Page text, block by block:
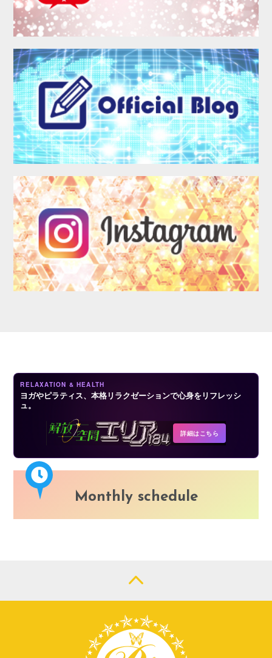
RELAXATION & HEALTH
ヨガやピラティス、本格リラクゼーションで心身をリフレッシ
ュ。
詳細はこちら
Monthly schedule